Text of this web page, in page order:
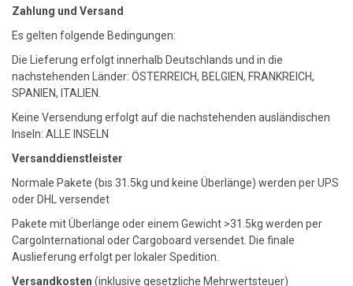
Zahlung und Versand
Es gelten folgende Bedingungen:
Die Lieferung erfolgt innerhalb Deutschlands und in die
nachstehenden Länder: ÖSTERREICH, BELGIEN, FRANKREICH,
SPANIEN, ITALIEN.
Keine Versendung erfolgt auf die nachstehenden ausländischen
Inseln: ALLE INSELN
Versanddienstleister
Normale Pakete (bis 31.5kg und keine Überlänge) werden per UPS
oder DHL versendet
Pakete mit Überlänge oder einem Gewicht >31.5kg werden per
CargoInternational oder Cargoboard versendet. Die finale
Auslieferung erfolgt per lokaler Spedition.
Versandkosten (inklusive gesetzliche Mehrwertsteuer)